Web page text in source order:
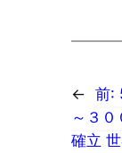
← 前:
～３０
確立